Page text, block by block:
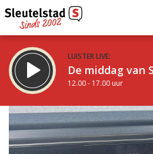
LUISTER LIVE:
De middag van
12.00 - 17.00 uur
STRAKS:
Sleutelstad 30
17.00 - 19.00 uur
Vorig uur
uur 1 van 0